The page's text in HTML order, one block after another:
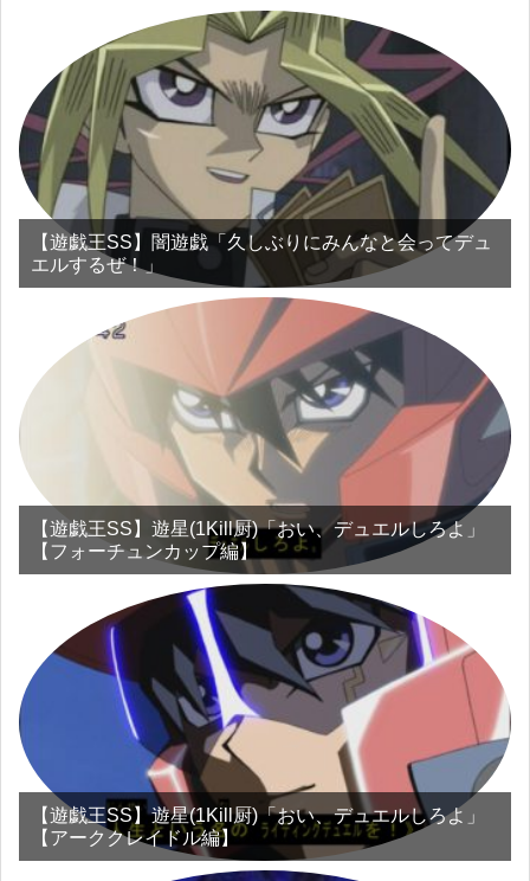
【遊戯王SS】闇遊戯「久しぶりにみんなと会ってデュ
エルするぜ！」
【遊戯王SS】遊星(1Kill厨)「おい、デュエルしろよ」
【フォーチュンカップ編】
【遊戯王SS】遊星(1Kill厨)「おい、デュエルしろよ」
【アーククレイドル編】